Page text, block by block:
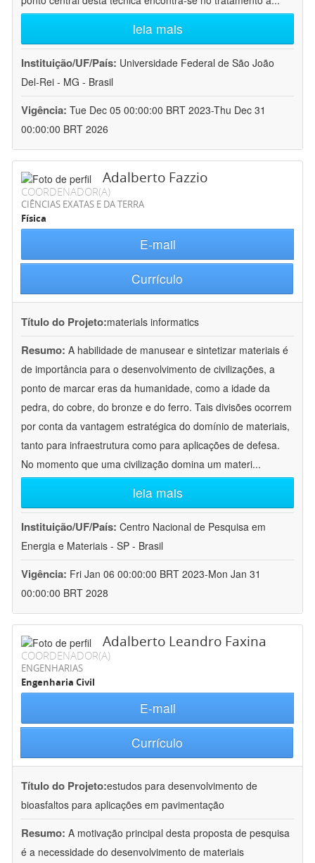
leia mais
Instituição/UF/País: Universidade Federal de São João
Del-Rei - MG - Brasil
Vigência: Tue Dec 05 00:00:00 BRT 2023-Thu Dec 31
00:00:00 BRT 2026
Adalberto Fazzio
COORDENADOR(A)
CIÊNCIAS EXATAS E DA TERRA
Física
E-mail
Currículo
Título do Projeto:materials informatics
Resumo: A habilidade de manusear e sintetizar materiais é
de importância para o desenvolvimento de civilizações, a
ponto de marcar eras da humanidade, como a idade da
pedra, do cobre, do bronze e do ferro. Tais divisões ocorrem
por conta da vantagem estratégica do domínio de materiais,
tanto para infraestrutura como para aplicações de defesa.
No momento que uma civilização domina um materi...
leia mais
Instituição/UF/País: Centro Nacional de Pesquisa em
Energia e Materiais - SP - Brasil
Vigência: Fri Jan 06 00:00:00 BRT 2023-Mon Jan 31
00:00:00 BRT 2028
Adalberto Leandro Faxina
COORDENADOR(A)
ENGENHARIAS
Engenharia Civil
E-mail
Currículo
Título do Projeto:estudos para desenvolvimento de
bioasfaltos para aplicações em pavimentação
Resumo: A motivação principal desta proposta de pesquisa
é a necessidade do desenvolvimento de materiais